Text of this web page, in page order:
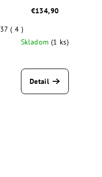
€134,90
37 ( 4 )
Skladom (1 ks)
Detail